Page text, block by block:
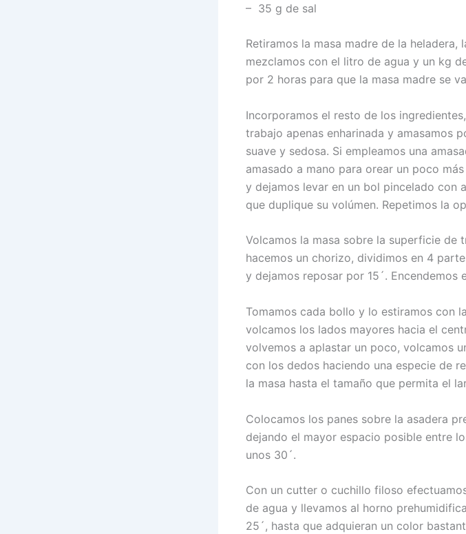
– 35 g de sal
Retiramos la masa madre de la
mezclamos con el litro de agua y un kg
por 2 horas para que la masa madre se
Incorporamos el resto de los
trabajo apenas enharinada y amasamos
suave y sedosa. Si empleamos una
amasado a mano para orear un poco
y dejamos levar en un bol pincelado con
que duplique su volúmen. Repetimos la
Volcamos la masa sobre la superficie de
hacemos un chorizo, dividimos en 4
y dejamos reposar por 15´. Encendemos
Tomamos cada bollo y lo estiramos con
volcamos los lados mayores hacia el
volvemos a aplastar un poco, volcamos
con los dedos haciendo una especie de
la masa hasta el tamaño que permita el
Colocamos los panes sobre la asadera
dejando el mayor espacio posible entre
unos 30´.
Con un cutter o cuchillo filoso
de agua y llevamos al horno
25´, hasta que adquieran un color